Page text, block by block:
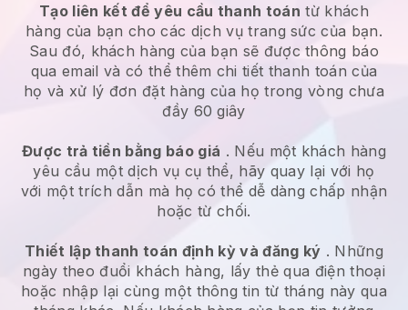
Tạo liên kết để yêu cầu thanh toán từ khách
hàng của bạn cho các dịch vụ trang sức của bạn.
Sau đó, khách hàng của bạn sẽ được thông báo
qua email và có thể thêm chi tiết thanh toán của
họ và xử lý đơn đặt hàng của họ trong vòng chưa
đầy 60 giây
Được trả tiền bằng báo giá . Nếu một khách hàng
yêu cầu một dịch vụ cụ thể, hãy quay lại với họ
với một trích dẫn mà họ có thể dễ dàng chấp nhận
hoặc từ chối.
Thiết lập thanh toán định kỳ và đăng ký . Những
ngày theo đuổi khách hàng, lấy thẻ qua điện thoại
hoặc nhập lại cùng một thông tin từ tháng này qua